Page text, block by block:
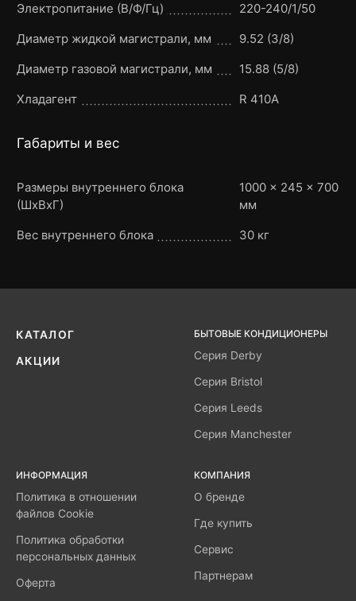
Электропитание (В/Ф/Гц)
220-240/1/50
Диаметр жидкой магистрали, мм
9.52 (3/8)
Диаметр газовой магистрали, мм
15.88 (5/8)
Хладагент
R 410A
Габариты и вес
Размеры внутреннего блока
(ШxВxГ)
1000 × 245 × 700
мм
Вес внутреннего блока
30 кг
КАТАЛОГ
АКЦИИ
БЫТОВЫЕ КОНДИЦИОНЕРЫ
Серия Derby
Серия Bristol
Серия Leeds
Серия Manchester
ИНФОРМАЦИЯ
Политика в отношении
файлов Cookie
Политика обработки
персональных данных
Оферта
КОМПАНИЯ
О бренде
Где купить
Сервис
Партнерам